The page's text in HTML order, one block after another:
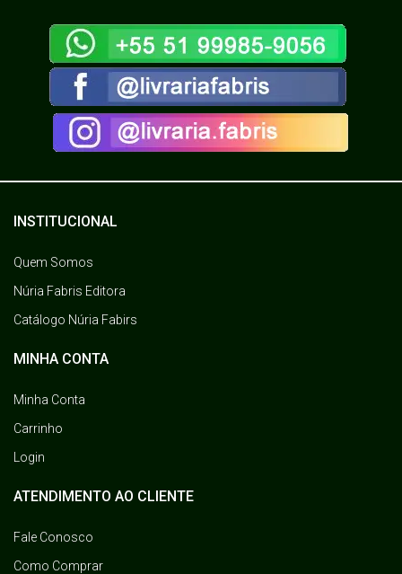
INSTITUCIONAL
Quem Somos
Núria Fabris Editora
Catálogo Núria Fabirs
MINHA CONTA
Minha Conta
Carrinho
Login
ATENDIMENTO AO CLIENTE
Fale Conosco
Como Comprar